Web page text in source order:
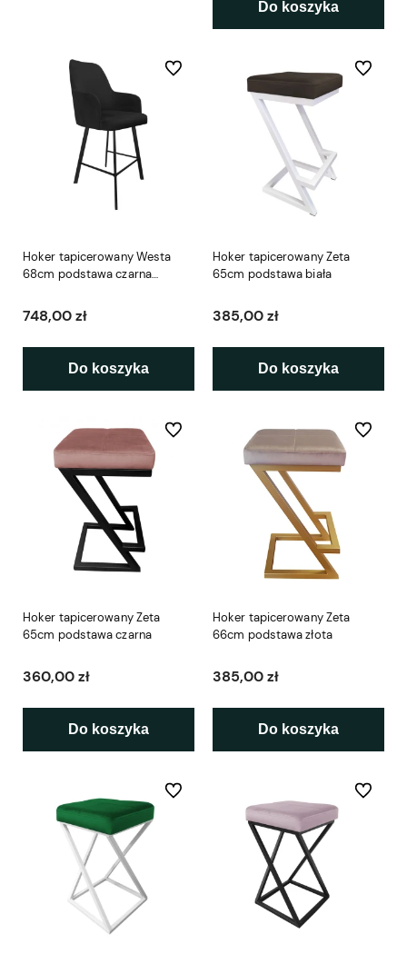
Do koszyka
Hoker tapicerowany Westa
68cm podstawa czarna
748,00 zł
Do koszyka
Do ulubionych
Hoker tapicerowany Zeta
65cm podstawa biała
385,00 zł
Do koszyka
Do
Hoker tapicerowany Zeta
65cm podstawa czarna
360,00 zł
Do koszyka
Do ulubionych
Hoker tapicerowany Zeta
66cm podstawa złota
385,00 zł
Do koszyka
Do
Do ulubionych Do